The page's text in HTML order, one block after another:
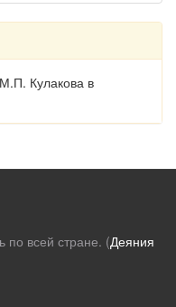
Кулакова в
по всей стране. (Деяния